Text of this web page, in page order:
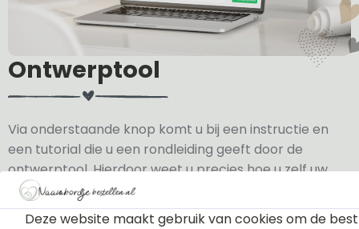
Ontwerptool
Via onderstaande knop komt u bij een instructie en
een tutorial die u een rondleiding geeft door de
ontwerptool. Hierdoor weet u precies hoe u zelf uw
naambordje helemaal kunt aanpassen en naar uw
eigen smaak kunt ontwerpen.
Deze website maakt gebruik van cookies om de best